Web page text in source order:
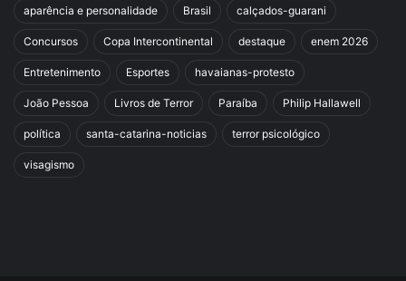
aparência e personalidade Brasil calçados-guarani
Concursos Copa Intercontinental destaque enem 2026
Entretenimento Esportes havaianas-protesto
João Pessoa Livros de Terror Paraíba Philip Hallawell
política santa-catarina-noticias terror psicológico
visagismo